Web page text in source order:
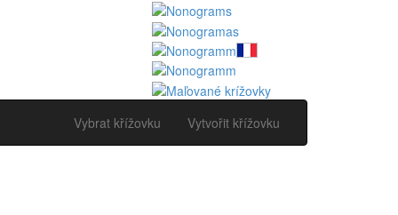
Vybrat křížovku Vytvořit křížovku